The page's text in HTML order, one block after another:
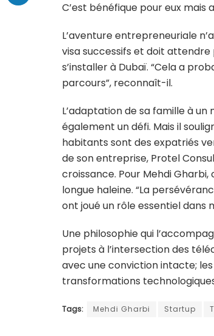
C’est bénéfique pour eux mais
L’aventure entrepreneuriale
visa successifs et doit
s’installer à Dubaï. “Cela a
parcours”, reconnaît-il.
L’adaptation de sa famille à
également un défi. Mais il
habitants sont des expatriés
de son entreprise, Protel
croissance. Pour Mehdi
longue haleine. “La
ont joué un rôle essentiel dans
Une philosophie qui
projets à l’intersection des
avec une conviction intacte;
transformations
Tags: Mehdi Gharbi Startup